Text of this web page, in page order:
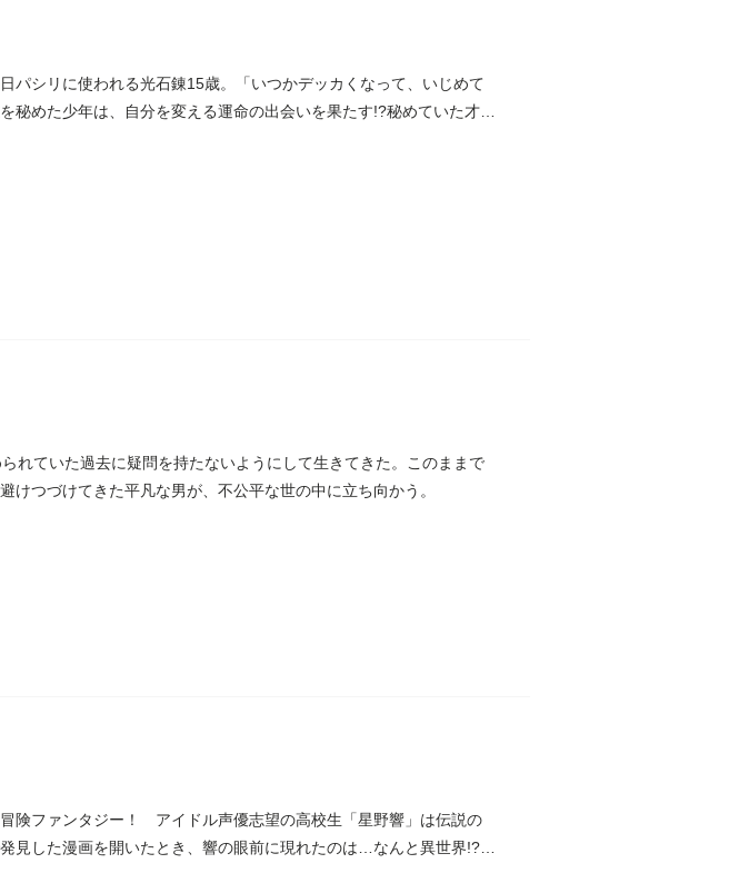
パシリに使われる光石錬15歳。「いつかデッカくなって、いじめて
秘めた少年は、自分を変える運命の出会いを果たす!?秘めていた才能
れていた過去に疑問を持たないようにして生きてきた。このままで
つづけてきた平凡な男が、不公平な世の中に立ち向かう。
険ファンタジー！ アイドル声優志望の高校生「星野響」は伝説の
見した漫画を開いたとき、響の眼前に現れたのは…なんと異世界!?